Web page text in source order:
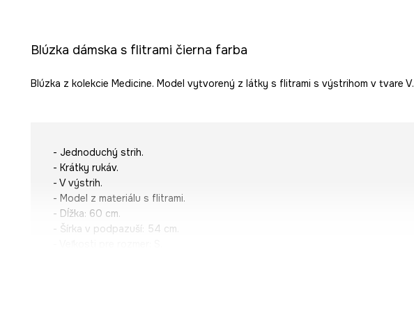
Blúzka dámska s flitrami čierna farba
Blúzka z kolekcie Medicine. Model vytvorený z látky s flitrami s výstrihom v tvare V.
- Jednoduchý strih.
- Krátky rukáv.
- V výstrih.
- Model z materiálu s flitrami.
- Dĺžka: 60 cm.
- Šírka v podpazuší: 54 cm.